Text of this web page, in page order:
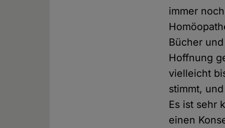
immer
Bücher
Hoffnung
vielleicht
stimmt,
Es ist sehr
einen